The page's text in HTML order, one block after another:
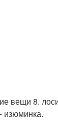
вещи 8.
изюминка.